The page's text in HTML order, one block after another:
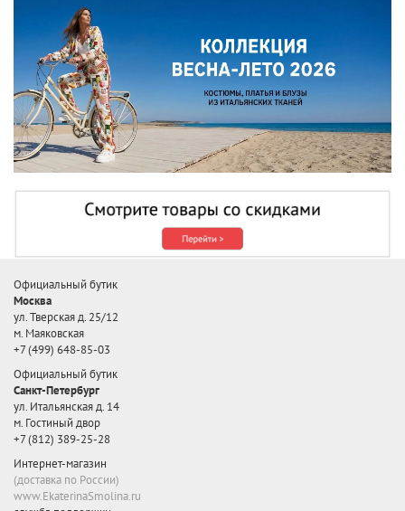
Официальный бутик
Москва
ул. Тверская д. 25/12
м. Маяковская
+7 (499) 648-85-03
Официальный бутик
Санкт-Петербург
ул. Итальянская д. 14
м. Гостиный двор
+7 (812) 389-25-28
Интернет-магазин
(доставка по России)
www.EkaterinaSmolina.ru